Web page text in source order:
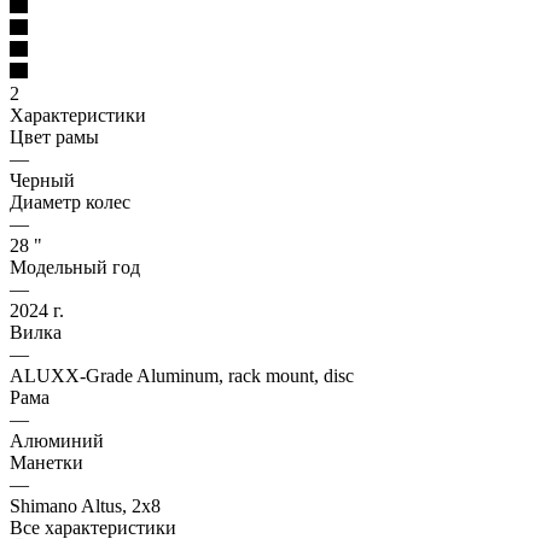
2
Характеристики
Цвет рамы
—
Черный
Диаметр колес
—
28 "
Модельный год
—
2024 г.
Вилка
—
ALUXX-Grade Aluminum, rack mount, disc
Рама
—
Алюминий
Манетки
—
Shimano Altus, 2x8
Все характеристики